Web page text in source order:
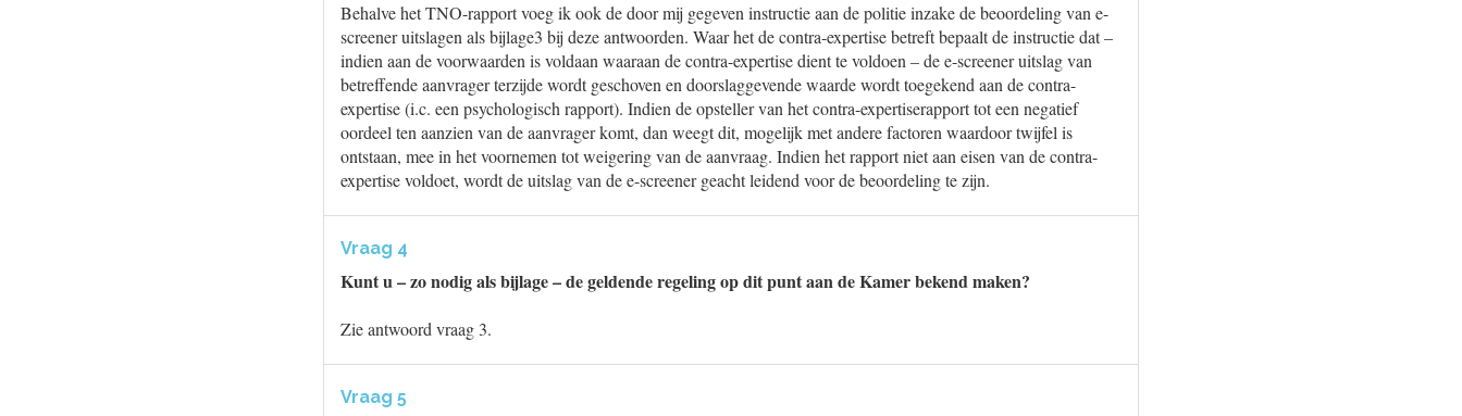
Behalve het TNO-rapport voeg ik ook de door mij gegeven instructie aan de politie inzake de beoordeling van e-
screener uitslagen als bijlage3 bij deze antwoorden. Waar het de contra-expertise betreft bepaalt de instructie dat –
indien aan de voorwaarden is voldaan waaraan de contra-expertise dient te voldoen – de e-screener uitslag van
betreffende aanvrager terzijde wordt geschoven en doorslaggevende waarde wordt toegekend aan de contra-
expertise (i.c. een psychologisch rapport). Indien de opsteller van het contra-expertiserapport tot een negatief
oordeel ten aanzien van de aanvrager komt, dan weegt dit, mogelijk met andere factoren waardoor twijfel is
ontstaan, mee in het voornemen tot weigering van de aanvraag. Indien het rapport niet aan eisen van de contra-
expertise voldoet, wordt de uitslag van de e-screener geacht leidend voor de beoordeling te zijn.
Vraag 4
Kunt u – zo nodig als bijlage – de geldende regeling op dit punt aan de Kamer bekend maken?
Zie antwoord vraag 3.
Vraag 5